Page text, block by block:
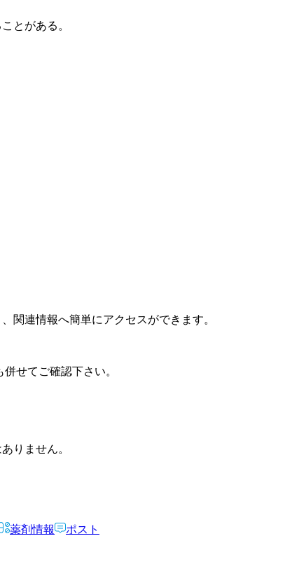
とがある。
関連情報へ簡単にアクセスができます。
せてご確認下さい。
りません。
薬剤情報 ポスト